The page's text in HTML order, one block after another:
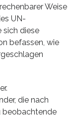
Weise
UN-
sich diese
befassen, wie
die nach
beobachtende